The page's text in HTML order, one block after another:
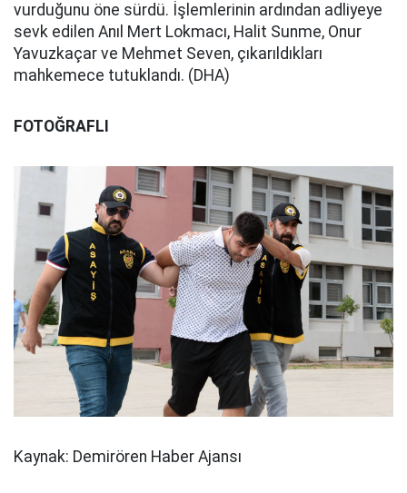
vurduğunu öne sürdü. İşlemlerinin ardından adliyeye
sevk edilen Anıl Mert Lokmacı, Halit Sunme, Onur
Yavuzkaçar ve Mehmet Seven, çıkarıldıkları
mahkemece tutuklandı. (DHA)
FOTOĞRAFLI
Kaynak: Demirören Haber Ajansı